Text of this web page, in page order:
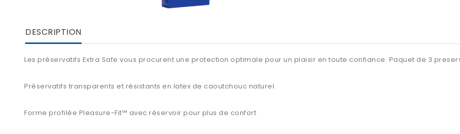
DESCRIPTION
Les préservatifs Extra Safe vous procurent une protection optimale pour un plaisir en toute confiance. Paquet de 3
Préservatifs transparents et résistants en latex de caoutchouc naturel
Forme profilée Pleasure-Fit™ avec réservoir pour plus de confort